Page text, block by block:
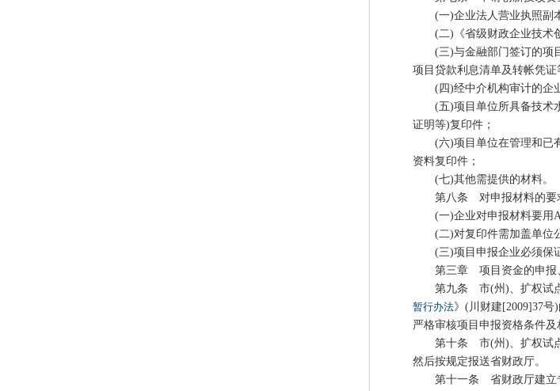
(一)企业法人营业执照副本
(二)《省级财政企业技术创
(三)与金融部门签订的项目
项目贷款利息清单及转帐凭证
(四)经中介机构审计的企业
(五)项目单位所具备技术水
证明等)复印件；
(六)项目单位在管理和已有
资料复印件；
(七)其他需提供的材料。
第八条 对申报材料的要
(一)企业对申报材料要用
(二)对复印件需加盖单位
(三)项目申报企业必须保证
第三章 项目资金的申报
第九条 市(州)、扩权试点
暂行办法》(川财建[2009]37
严格审核项目申报资格条件
第十条 市(州)、扩权试点
然后按规定报送省财政厅。
第十一条 省财政厅建立专